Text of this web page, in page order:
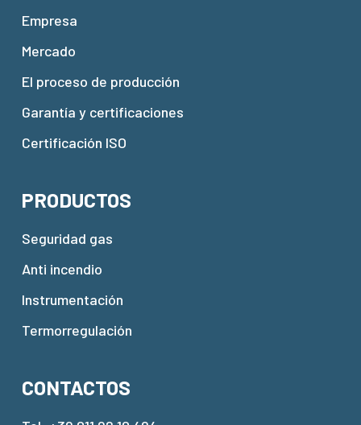
Empresa
Mercado
El proceso de producción
Garantía y certificaciones
Certificación ISO
PRODUCTOS
Seguridad gas
Anti incendio
Instrumentación
Termorregulación
CONTACTOS